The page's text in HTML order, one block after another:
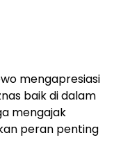
mengapresiasi
baik di dalam
mengajak
peran penting